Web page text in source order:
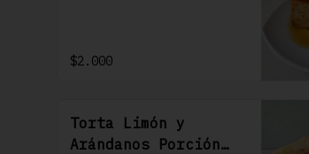
$2.000
Torta Limón y
Arándanos Porción